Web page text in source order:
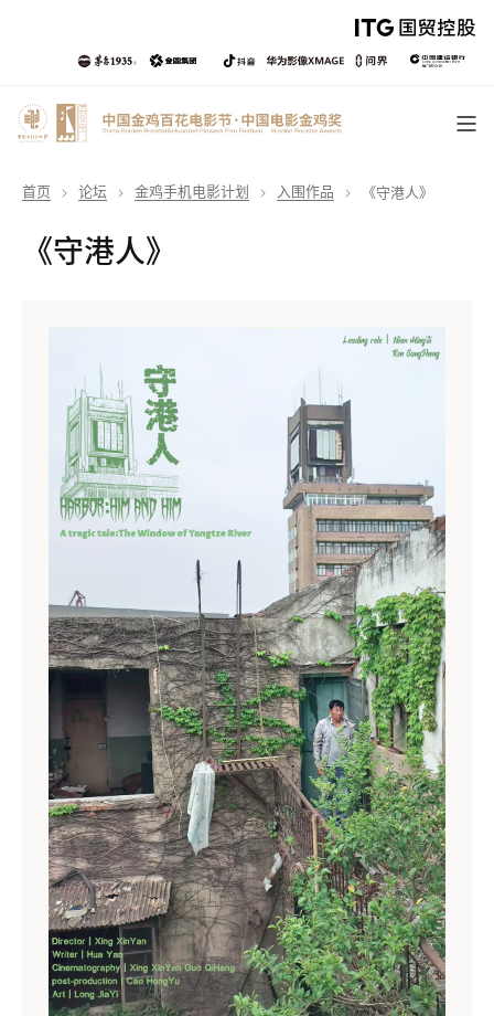
首页 论坛 金鸡手机电影计划 入围作品 《守港人》
《守港人》